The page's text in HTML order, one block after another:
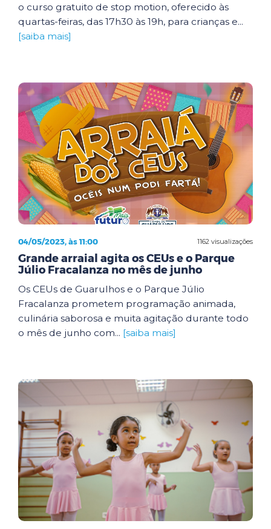
o curso gratuito de stop motion, oferecido às
quartas-feiras, das 17h30 às 19h, para crianças e...
[saiba mais]
1162 visualizações
04/05/2023, às 11:00
Grande arraial agita os CEUs e o Parque
Júlio Fracalanza no mês de junho
Os CEUs de Guarulhos e o Parque Júlio
Fracalanza prometem programação animada,
culinária saborosa e muita agitação durante todo
o mês de junho com... [saiba mais]